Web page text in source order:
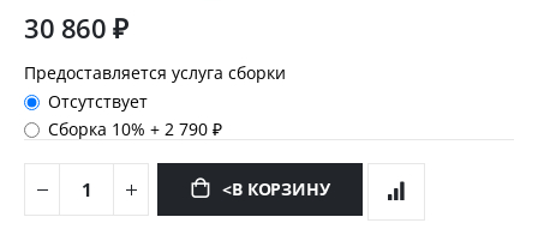
30 860 ₽
Предоставляется услуга сборки
Отсутствует
Сборка 10%+2 790 ₽
<В КОРЗИНУ